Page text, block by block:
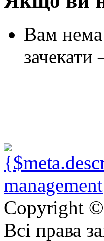
Вам
Copyright
Всі права